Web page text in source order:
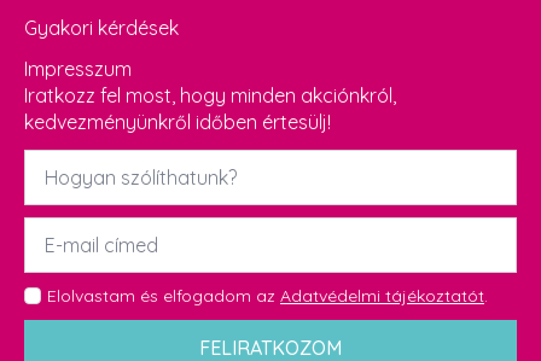
Gyakori kérdések
Impresszum
Iratkozz fel most, hogy minden akciónkról,
kedvezményünkről időben értesülj!
Név
Email
GDPR
*
Elolvastam és elfogadom az Adatvédelmi tájékoztatót.
FELIRATKOZOM